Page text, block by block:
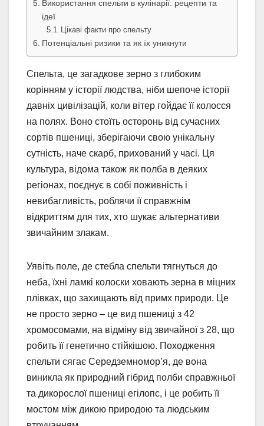
Використання спельти в кулінарії: рецепти та
ідеї
Цікаві факти про спельту
Потенціальні ризики та як їх уникнути
Спельта, це загадкове зерно з глибоким
корінням у історії людства, ніби шепоче історії
давніх цивілізацій, коли вітер гойдає її колосся
на полях. Воно стоїть осторонь від сучасних
сортів пшениці, зберігаючи свою унікальну
сутність, наче скарб, прихований у часі. Ця
культура, відома також як полба в деяких
регіонах, поєднує в собі поживність і
невибагливість, роблячи її справжнім
відкриттям для тих, хто шукає альтернативи
звичайним злакам.
Уявіть поле, де стебла спельти тягнуться до
неба, їхні ламкі колоски ховають зерна в міцних
плівках, що захищають від примх природи. Це
не просто зерно – це вид пшениці з 42
хромосомами, на відміну від звичайної з 28, що
робить її генетично стійкішою. Походження
спельти сягає Середземномор’я, де вона
виникла як природний гібрид полби справжньої
та дикорослої пшениці егілопс, і це робить її
мостом між дикою природою та людським